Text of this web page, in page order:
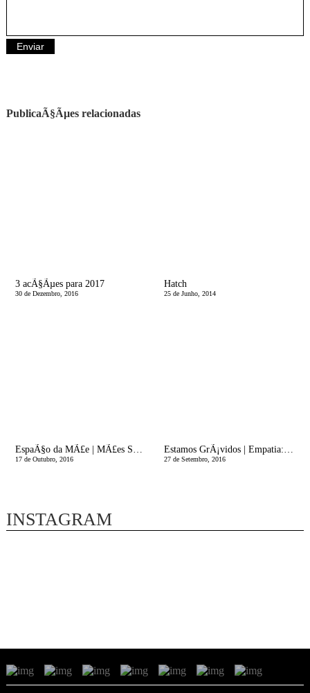
PublicaÃ§Ãµes relacionadas
3 acÃ§Ãµes para 2017
30 de Dezembro, 2016
Hatch
25 de Junho, 2014
EspaÃ§o da MÃ£e | MÃ£es Suficientemente Boas
17 de Outubro, 2016
Estamos GrÃ¡vidos | Empatia: Este texto nÃ£o Ã© para grÃ¡vidas, nem para mÃ£es!
27 de Setembro, 2016
INSTAGRAM